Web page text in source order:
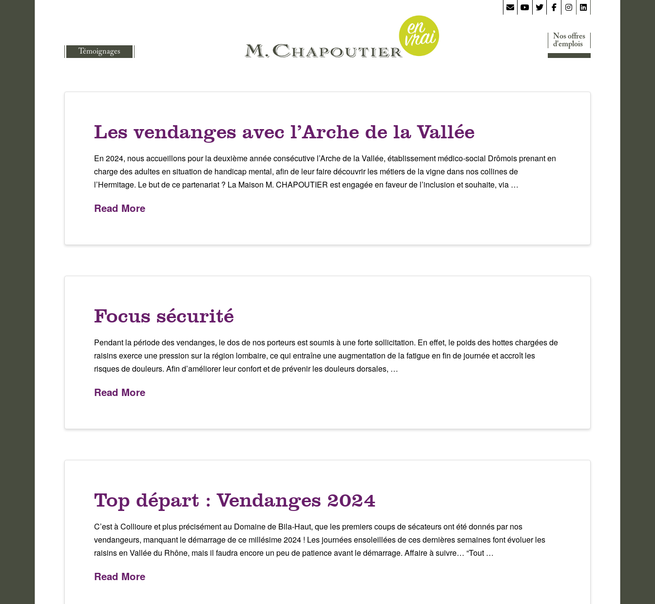
Témoignages
Nos offres
d'emplois
Les vendanges avec l’Arche de la Vallée
En 2024, nous accueillons pour la deuxième année consécutive l’Arche de la Vallée, établissement médico-social Drômois prenant en
charge des adultes en situation de handicap mental, afin de leur faire découvrir les métiers de la vigne dans nos collines de
l’Hermitage. Le but de ce partenariat ? La Maison M. CHAPOUTIER est engagée en faveur de l’inclusion et souhaite, via …
Read More
Focus sécurité
Pendant la période des vendanges, le dos de nos porteurs est soumis à une forte sollicitation. En effet, le poids des hottes chargées de
raisins exerce une pression sur la région lombaire, ce qui entraîne une augmentation de la fatigue en fin de journée et accroît les
risques de douleurs. Afin d’améliorer leur confort et de prévenir les douleurs dorsales, …
Read More
Top départ : Vendanges 2024
C’est à Collioure et plus précisément au Domaine de Bila-Haut, que les premiers coups de sécateurs ont été donnés par nos
vendangeurs, manquant le démarrage de ce millésime 2024 ! Les journées ensoleillées de ces dernières semaines font évoluer les
raisins en Vallée du Rhône, mais il faudra encore un peu de patience avant le démarrage. Affaire à suivre… “Tout …
Read More